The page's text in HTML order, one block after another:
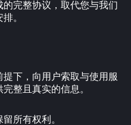
完整协议，取代您与我们
。
下，向用户索取与使用服
整且真实的信息。
所有权利。